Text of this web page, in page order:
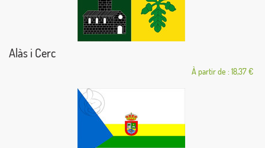
Alàs i Cerc
À partir de : 18,37 €